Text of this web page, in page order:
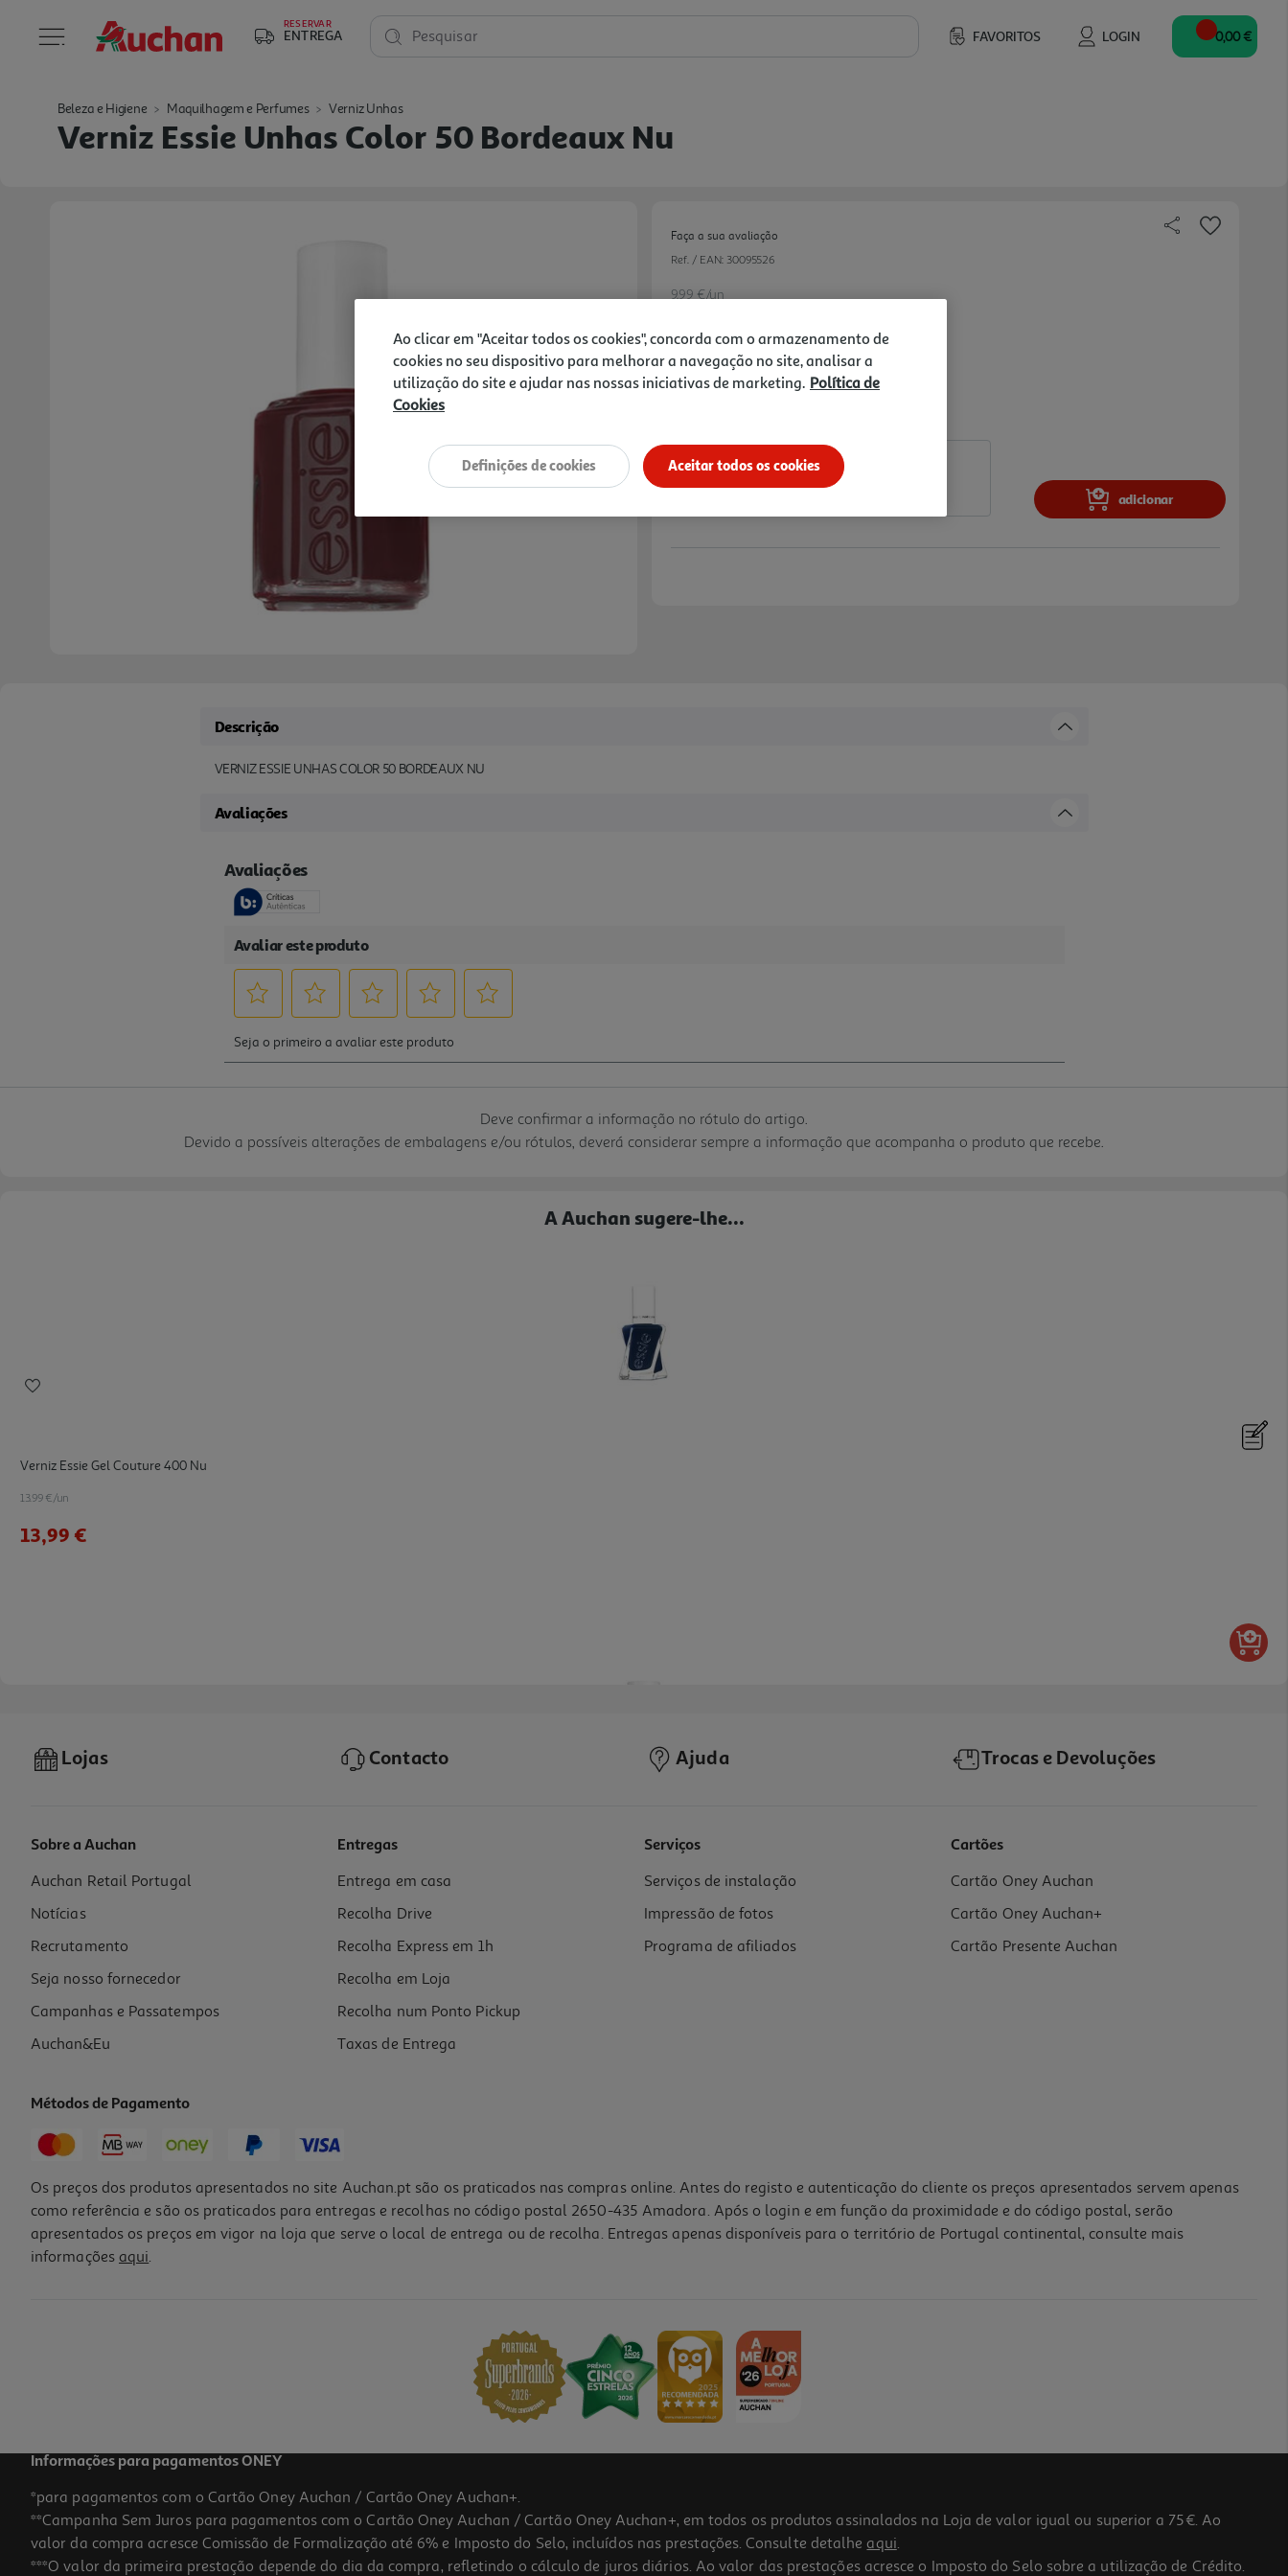
RESERVAR
ENTREGA FAVORITOS LOGIN
Pesquisar 0,00 €
Beleza e Higiene Maquilhagem e Perfumes Verniz Unhas
Verniz Essie Unhas Color 50 Bordeaux Nu
Faça a sua avaliação
Ref. / EAN: 30095526
9.99 €/un
9,99 €
adicionar
Descrição
VERNIZ ESSIE UNHAS COLOR 50 BORDEAUX NU
Avaliações
Deve confirmar a informação no rótulo do artigo.
Devido a possíveis alterações de embalagens e/ou rótulos, deverá considerar sempre a informação que acompanha o produto que recebe.
A Auchan sugere-lhe...
Verniz Essie Gel Couture 400 Nu
13.99 €/un
13,99 €
Verniz Unhas Essie Odd Squad 953 Nu
10.69 €/un
10,69 €
Lojas Contacto Ajuda Trocas e Devoluções
Sobre a Auchan
Auchan Retail Portugal
Notícias
Recrutamento
Seja nosso fornecedor
Campanhas e Passatempos
Auchan&Eu
Entregas
Entrega em casa
Recolha Drive
Recolha Express em 1h
Recolha em Loja
Recolha num Ponto Pickup
Taxas de Entrega
Serviços
Serviços de instalação
Impressão de fotos
Programa de afiliados
Cartões
Cartão Oney Auchan
Cartão Oney Auchan+
Cartão Presente Auchan
Métodos de Pagamento
Os preços dos produtos apresentados no site Auchan.pt são os praticados nas compras online. Antes do registo e autenticação do cliente os preços apresentados servem apenas
como referência e são os praticados para entregas e recolhas no código postal 2650-435 Amadora. Após o login e em função da proximidade e do código postal, serão
apresentados os preços em vigor na loja que serve o local de entrega ou de recolha. Entregas apenas disponíveis para o território de Portugal continental, consulte mais
informações aqui.
Informações para pagamentos ONEY
*para pagamentos com o Cartão Oney Auchan / Cartão Oney Auchan+.
**Campanha Sem Juros para pagamentos com o Cartão Oney Auchan / Cartão Oney Auchan+, em todos os produtos assinalados na Loja de valor igual ou superior a 75€. Ao
valor da compra acresce Comissão de Formalização até 6% e Imposto do Selo, incluídos nas prestações. Consulte detalhe aqui.
***O valor da primeira prestação depende do dia da compra, refletindo o cálculo de juros diários. Ao valor das prestações acresce o Imposto do Selo sobre a utilização de Crédito.
Ao clicar em "Aceitar todos os cookies", concorda com o armazenamento de
cookies no seu dispositivo para melhorar a navegação no site, analisar a
utilização do site e ajudar nas nossas iniciativas de marketing. Política de
Cookies
Aceitar todos os cookies
Definições de cookies